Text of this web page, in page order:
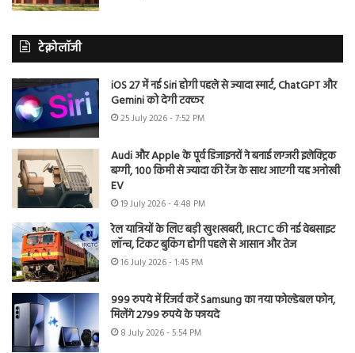
टेक्नोलॉजी
iOS 27 में नई Siri होगी पहले से ज्यादा स्मार्ट, ChatGPT और
Gemini को देगी टक्कर
25 July 2026 - 7:52 PM
Audi और Apple के पूर्व डिजाइनरों ने बनाई लग्जरी इलेक्ट्रिक
बग्गी, 100 किमी से ज्यादा की रेंज के साथ आएगी यह अनोखी
EV
19 July 2026 - 4:48 PM
रेल यात्रियों के लिए बड़ी खुशखबरी, IRCTC की नई वेबसाइट
लॉन्च, टिकट बुकिंग होगी पहले से आसान और तेज
16 July 2026 - 1:45 PM
999 रुपये में रिजर्व करें Samsung का नया फोल्डेबल फोन,
मिलेंगे 2799 रुपये के फायदे
8 July 2026 - 5:54 PM